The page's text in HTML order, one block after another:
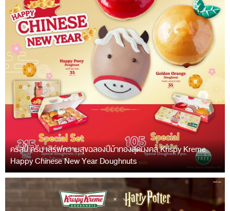
คริสปี้ ครีม เสิร์ฟความสุขฉลองปีม้าทองสุดมงคล Krispy Kreme
Happy Chinese New Year Doughnuts